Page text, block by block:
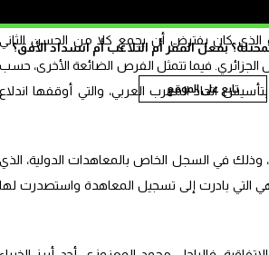
بفعل الفقر أم التلاعب أم انسداد الأفق؟
تابع على الموقع
من قناة الجزيرة (برنامج المقابلة)، كيف أن تاريخ
الذي كان يفترض أن يجمع كلا من الحسن الثاني
سنة 1978، ليباغت الموت الرئيس الجزائري. فيما تتمثل الفرص الضائعة الأخرى، حسب
اتحاد المغرب العربي، والتي أوقفها اندلاع
وذلك في السجل الخاص بالمعاهدات الدولية، الذي
هي التي بادرت إلى تسجيل المعاهدة واستصدرت لها